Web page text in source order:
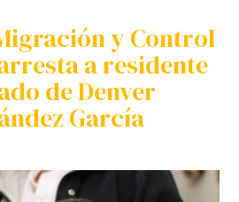
y Control
a residente
de Denver
García